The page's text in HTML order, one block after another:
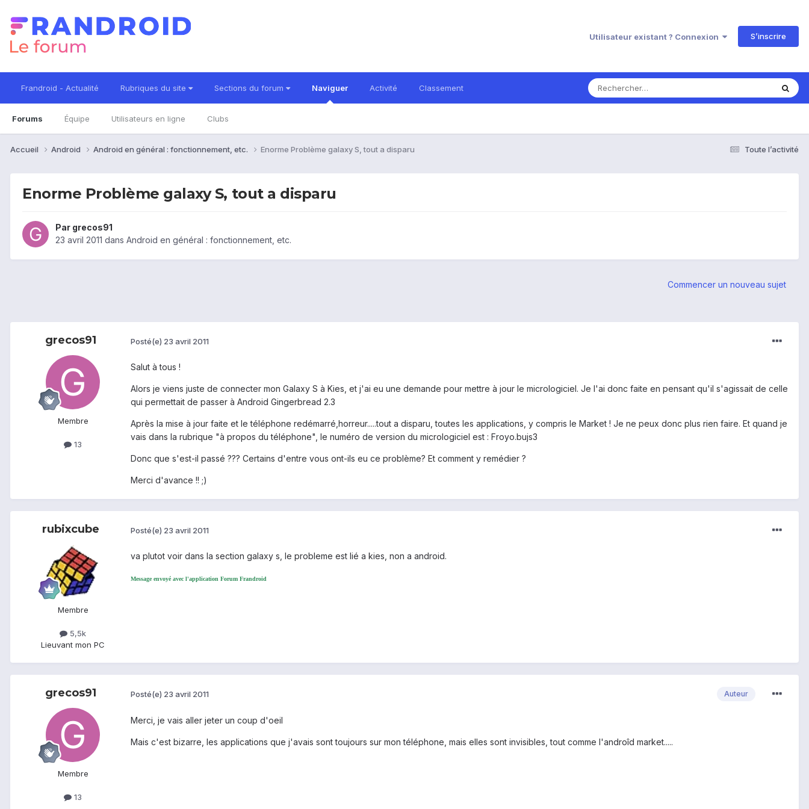
Utilisateur existant ? Connexion S’inscrire
Frandroid - Actualité Rubriques du site Sections du forum Naviguer
Forums Équipe Utilisateurs en ligne Clubs
Activité Classement
Toute l’activité
Accueil Android Android en général : fonctionnement, etc. Enorme Problème galaxy S, tout a disparu
Enorme Problème galaxy S, tout a disparu
Par grecos91
23 avril 2011 dans Android en général : fonctionnement, etc.
Commencer un nouveau sujet
grecos91
Membre
13
Posté(e) 23 avril 2011
Salut à tous !
Alors je viens juste de connecter mon Galaxy S à Kies, et j'ai eu une demande pour mettre à jour le micrologiciel. Je l'ai donc faite en pensant qu'il s'agissait de celle
qui permettait de passer à Android Gingerbread 2.3
Après la mise à jour faite et le téléphone redémarré,horreur.....tout a disparu, toutes les applications, y compris le Market ! Je ne peux donc plus rien faire. Et quand je
vais dans la rubrique "à propos du téléphone", le numéro de version du micrologiciel est : Froyo.bujs3
Donc que s'est-il passé ??? Certains d'entre vous ont-ils eu ce problème? Et comment y remédier ?
Merci d'avance !! ;)
rubixcube
Membre
5,5k
Lieuvant mon PC
Posté(e) 23 avril 2011
va plutot voir dans la section galaxy s, le probleme est lié a kies, non a android.
Message envoyé avec l'application Forum Frandroid
grecos91
Membre
13
Auteur
Posté(e) 23 avril 2011
Merci, je vais aller jeter un coup d'oeil
Mais c'est bizarre, les applications que j'avais sont toujours sur mon téléphone, mais elles sont invisibles, tout comme l'androîd market.....